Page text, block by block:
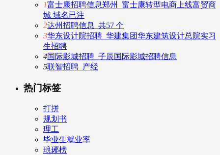
1富士康招聘信息郑州_富士康转型电商上线富贸商
城 域名已注
2达州招聘信息_共57 个
3华东设计院招聘_华建集团华东建筑设计总院实习
生招聘
4国际影城招聘_子辰国际影城招聘信息
5联智招聘_产经
热门标签
打拼
规划书
理工
毕业生就业率
琅琊榜